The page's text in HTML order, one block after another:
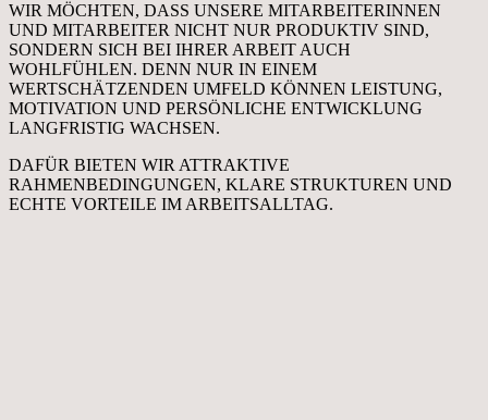
WIR MÖCHTEN, DASS UNSERE MITARBEITERINNEN
UND MITARBEITER NICHT NUR PRODUKTIV SIND,
SONDERN SICH BEI IHRER ARBEIT AUCH
WOHLFÜHLEN. DENN NUR IN EINEM
WERTSCHÄTZENDEN UMFELD KÖNNEN LEISTUNG,
MOTIVATION UND PERSÖNLICHE ENTWICKLUNG
LANGFRISTIG WACHSEN.
DAFÜR BIETEN WIR ATTRAKTIVE
RAHMENBEDINGUNGEN, KLARE STRUKTUREN UND
ECHTE VORTEILE IM ARBEITSALLTAG.